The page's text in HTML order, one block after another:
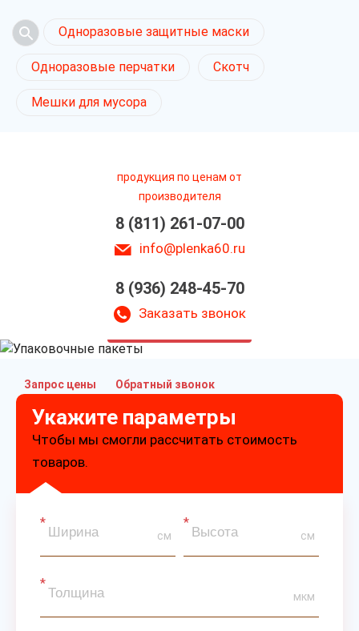
Одноразовые защитные маски
Одноразовые перчатки Скотч
Мешки для мусора
продукция по ценам от
производителя
8 (811) 261-07-00
info@plenka60.ru
8 (936) 248-45-70
Заказать звонок
Упаковочные пакеты
в Пскове
Запрос цены Обратный звонок
Укажите параметры
Чтобы мы смогли рассчитать стоимость
товаров.
см см
мкм